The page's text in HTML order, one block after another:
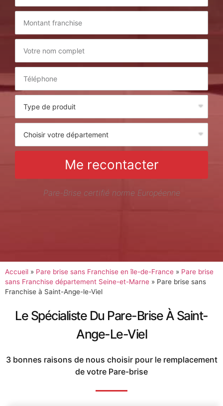
Me recontacter
Pare-Brise certifié norme Européenne
Accueil » Pare brise sans Franchise en île-de-France » Pare brise
sans Franchise département Seine-et-Marne » Pare brise sans
Franchise à Saint-Ange-le-Viel
Le Spécialiste Du Pare-Brise À Saint-
Ange-Le-Viel
3 bonnes raisons de nous choisir pour le remplacement
de votre Pare-brise